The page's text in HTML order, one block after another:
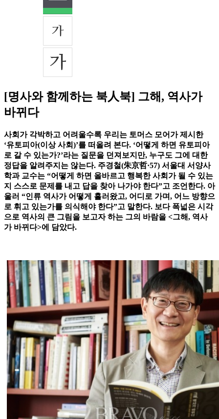
[명사와 함께하는 북人북] 그해, 역사가
바뀌다
사회가 각박하고 어려울수록 우리는 토머스 모어가 제시한
‘유토피아(이상 사회)’를 떠올려 본다. ‘어떻게 하면 유토피아
로 갈 수 있는가?’라는 질문을 던져보지만, 누구도 그에 대한
정답을 알려주지는 않는다. 주경철(朱京哲·57) 서울대 서양사
학과 교수는 “어떻게 하면 올바르고 행복한 사회가 될 수 있는
지 스스로 문제를 내고 답을 찾아 나가야 한다”고 조언한다. 아
울러 “인류 역사가 어떻게 흘러왔고, 어디로 가며, 어느 방향으
로 휘고 있는가를 의식해야 한다”고 말한다. 보다 폭넓은 시각
으로 역사의 큰 그림을 보고자 하는 그의 바람을 <그해, 역사
가 바뀌다>에 담았다.